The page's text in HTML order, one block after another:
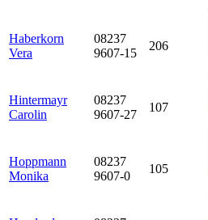
Haberkorn
Vera
08237
9607-15
206
Hintermayr
Carolin
08237
9607-27
107
Hoppmann
Monika
08237
9607-0
105